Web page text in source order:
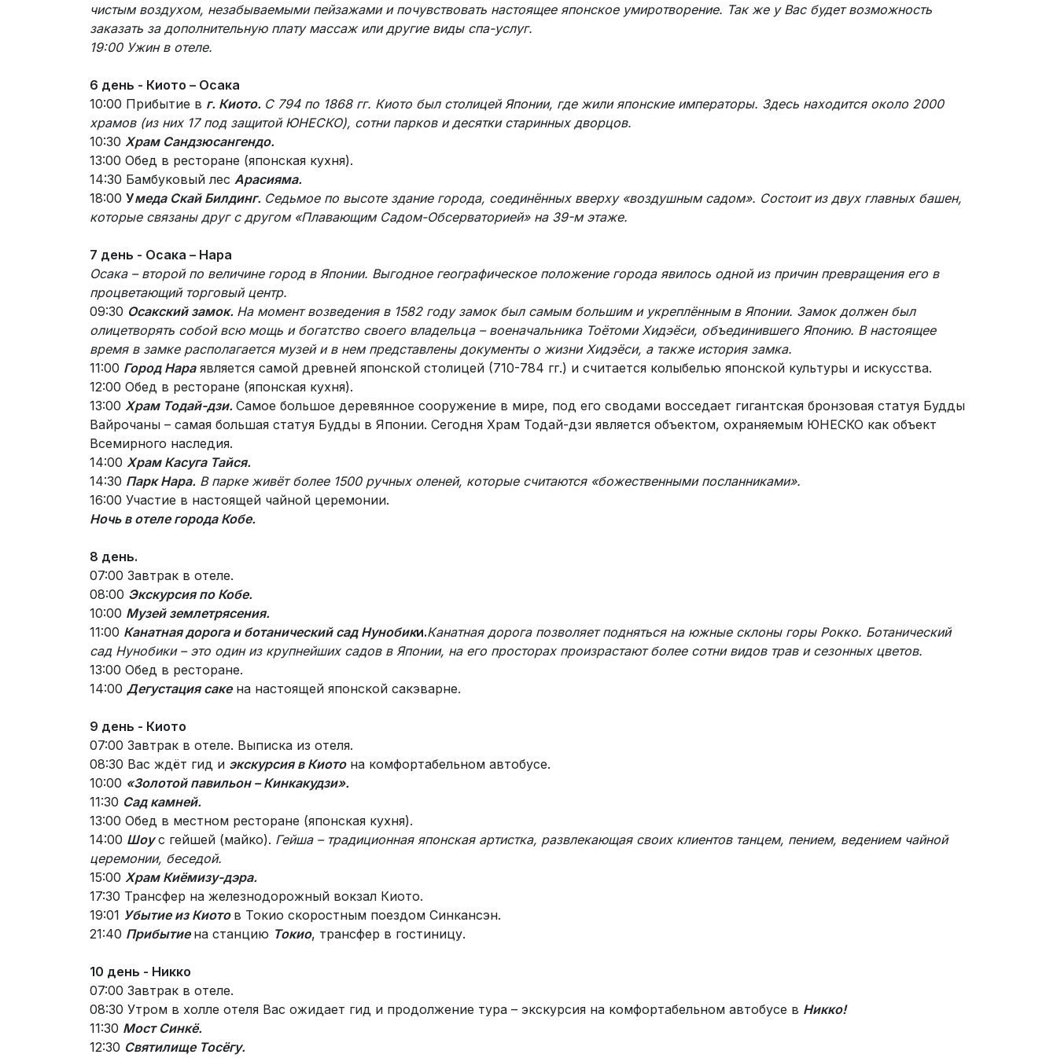
чистым воздухом, незабываемыми пейзажами и почувствовать настоящее японское умиротворение. Так же у Вас будет возможность
заказать за дополнительную плату массаж или другие виды спа-услуг.
19:00 Ужин в отеле.
6 день - Киото – Осака
10:00 Прибытие в г. Киото. С 794 по 1868 гг. Киото был столицей Японии, где жили японские императоры. Здесь находится около 2000
храмов (из них 17 под защитой ЮНЕСКО), сотни парков и десятки старинных дворцов.
10:30 Храм Сандзюсангендо.
13:00 Обед в ресторане (японская кухня).
14:30 Бамбуковый лес Арасияма.
18:00 Умеда Скай Билдинг. Седьмое по высоте здание города, соединённых вверху «воздушным садом». Состоит из двух главных башен,
которые связаны друг с другом «Плавающим Садом-Обсерваторией» на 39-м этаже.
7 день - Осака – Нара
Осака – второй по величине город в Японии. Выгодное географическое положение города явилось одной из причин превращения его в
процветающий торговый центр.
09:30 Осакский замок. На момент возведения в 1582 году замок был самым большим и укреплённым в Японии. Замок должен был
олицетворять собой всю мощь и богатство своего владельца – военачальника Тоётоми Хидэёси, объединившего Японию. В настоящее
время в замке располагается музей и в нем представлены документы о жизни Хидэёси, а также история замка.
11:00 Город Нараявляется самой древней японской столицей (710-784 гг.) и считается колыбелью японской культуры и искусства.
12:00 Обед в ресторане (японская кухня).
13:00 Храм Тодай-дзи. Самое большое деревянное сооружение в мире, под его сводами восседает гигантская бронзовая статуя Будды
Вайрочаны – самая большая статуя Будды в Японии. Сегодня Храм Тодай-дзи является объектом, охраняемым ЮНЕСКО как объект
Всемирного наследия.
14:00 Храм Касуга Тайся.
14:30 Парк Нара. В парке живёт более 1500 ручных оленей, которые считаются «божественными посланниками».
16:00 Участие в настоящей чайной церемонии.
Ночь в отеле города Кобе.
8 день.
07:00 Завтрак в отеле.
08:00 Экскурсия по Кобе.
10:00 Музей землетрясения.
11:00 Канатная дорога и ботанический сад Нунобики.Канатная дорога позволяет подняться на южные склоны горы Рокко. Ботанический
сад Нунобики – это один из крупнейших садов в Японии, на его просторах произрастают более сотни видов трав и сезонных цветов.
13:00 Обед в ресторане.
14:00 Дегустация сакена настоящей японской сакэварне.
9 день - Киото
07:00 Завтрак в отеле. Выписка из отеля.
08:30 Вас ждёт гид и экскурсия в Киотона комфортабельном автобусе.
10:00 «Золотой павильон – Кинкакудзи».
11:30 Сад камней.
13:00 Обед в местном ресторане (японская кухня).
14:00 Шоус гейшей (майко). Гейша – традиционная японская артистка, развлекающая своих клиентов танцем, пением, ведением чайной
церемонии, беседой.
15:00 Храм Киёмизу-дэра.
17:30 Трансфер на железнодорожный вокзал Киото.
19:01 Убытие из Киото в Токио скоростным поездом Синкансэн.
21:40 Прибытие на станцию Токио, трансфер в гостиницу.
10 день - Никко
07:00 Завтрак в отеле.
08:30 Утром в холле отеля Вас ожидает гид и продолжение тура – экскурсия на комфортабельном автобусе в Никко!
11:30 Мост Синкё.
12:30 Святилище Тосёгу.